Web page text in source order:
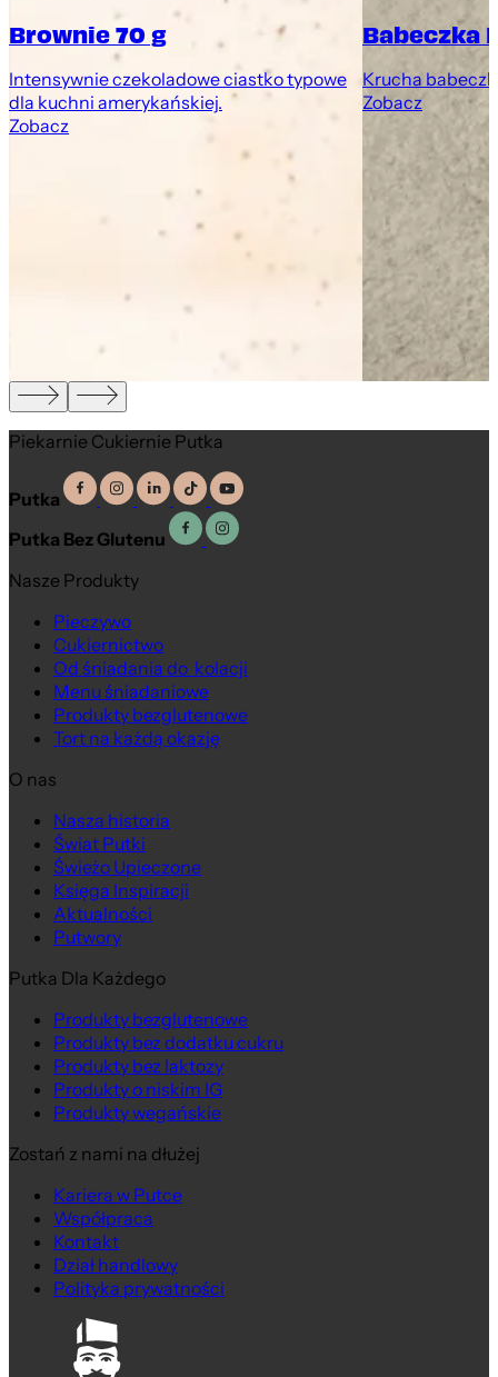
Brownie 70 g
Intensywnie czekoladowe ciastko typowe
dla kuchni amerykańskiej.
Zobacz
Babeczka
Krucha
Zobacz
Piekarnie Cukiernie Putka
Putka
Putka Bez Glutenu
Nasze Produkty
Pieczywo
Cukiernictwo
Od śniadania do kolacji
Menu śniadaniowe
Produkty bezglutenowe
Tort na każdą okazję
O nas
Nasza historia
Świat Putki
Świeżo Upieczone
Księga Inspiracji
Aktualności
Putwory
Putka Dla Każdego
Produkty bezglutenowe
Produkty bez dodatku cukru
Produkty bez laktozy
Produkty o niskim IG
Produkty wegańskie
Zostań z nami na dłużej
Kariera w Putce
Współpraca
Kontakt
Dział handlowy
Polityka prywatności